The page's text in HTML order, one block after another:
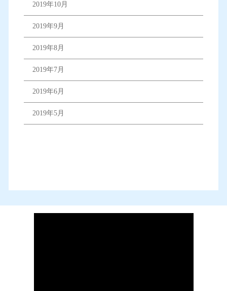
2019年10月
2019年9月
2019年8月
2019年7月
2019年6月
2019年5月